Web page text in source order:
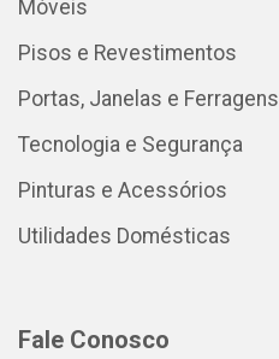
Móveis
Pisos e Revestimentos
Portas, Janelas e Ferragens
Tecnologia e Segurança
Pinturas e Acessórios
Utilidades Domésticas
Fale Conosco